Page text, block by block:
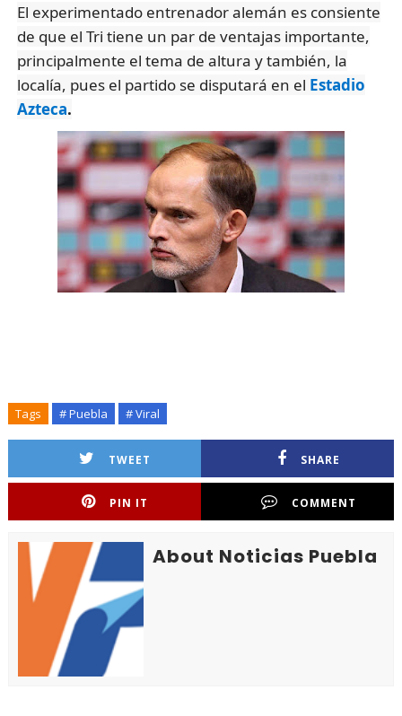
El experimentado entrenador alemán es consiente
de que el Tri tiene un par de ventajas importante,
principalmente el tema de altura y también, la
localía, pues el partido se disputará en el Estadio
Azteca.
Tags # Puebla # Viral
TWEET SHARE
PIN IT COMMENT
About Noticias Puebla